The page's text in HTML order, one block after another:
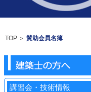
TOP ＞ 賛助会員名簿
講習会・技術情報